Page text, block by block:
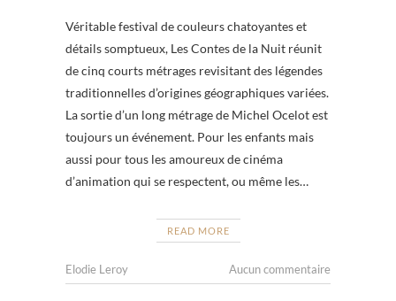
Véritable festival de couleurs chatoyantes et
détails somptueux, Les Contes de la Nuit réunit
de cinq courts métrages revisitant des légendes
traditionnelles d’origines géographiques variées.
La sortie d’un long métrage de Michel Ocelot est
toujours un événement. Pour les enfants mais
aussi pour tous les amoureux de cinéma
d’animation qui se respectent, ou même les…
READ MORE
Elodie Leroy Aucun commentaire